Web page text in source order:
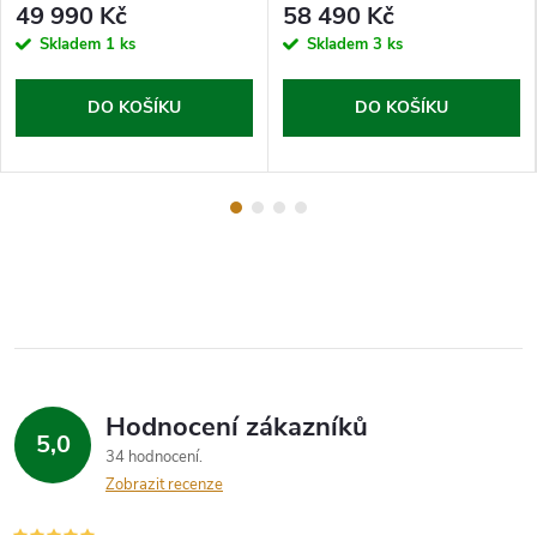
49 990 Kč
Skladem 1 ks
DO KOŠÍKU
58 490 Kč
Skladem 3 ks
DO KOŠÍKU
5,0 Hodnocení zákazníků
34 hodnocení
Zobrazit recenze